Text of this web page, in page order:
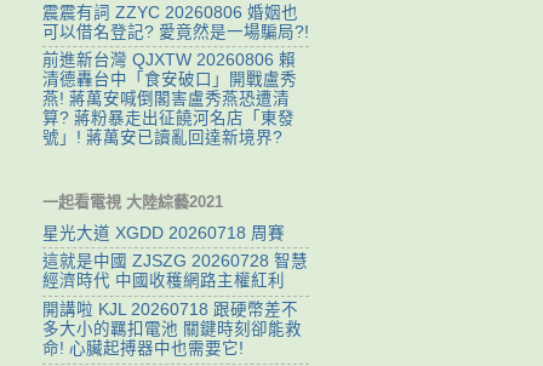
震震有詞 ZZYC 20260806 婚姻也
可以借名登記? 愛竟然是一場騙局?!
前進新台灣 QJXTW 20260806 賴
清德轟台中「食安破口」開戰盧秀
燕! 蔣萬安喊倒閣害盧秀燕恐遭清
算? 蔣粉暴走出征饒河名店「東發
號」! 蔣萬安已讀亂回達新境界?
一起看電視 大陸綜藝2021
星光大道 XGDD 20260718 周賽
這就是中國 ZJSZG 20260728 智慧
經濟時代 中國收穫網路主權紅利
開講啦 KJL 20260718 跟硬幣差不
多大小的羈扣電池 關鍵時刻卻能救
命! 心臟起搏器中也需要它!